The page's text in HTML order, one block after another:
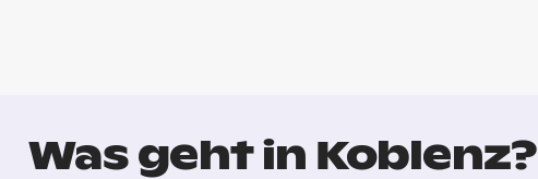
Was geht in Koblenz?